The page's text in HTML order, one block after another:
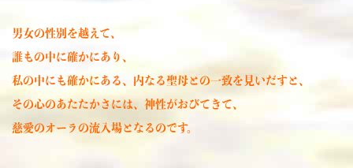
男女の性別を越えて、
誰もの中に確かにあり、
私の中にも確かにある、内なる聖母との一致を見いだすと、
その心のあたたかさには、神性がおびてきて、
慈愛のオーラの流入場となるのです。